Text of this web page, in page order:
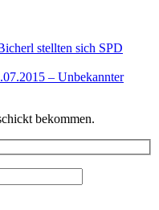
stellten sich SPD
– Unbekannter
bekommen.